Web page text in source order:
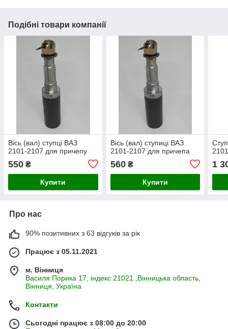
Подібні товари компанії
Вісь (вал) ступці ВАЗ
2101-2107 для причепу
550 ₴
Купити
Вісь (вал) ступиці ВАЗ
2101-2107 для причепа
560₴
Купити
1
Про нас
90% позитивних з 63 відгуків за рік
Працює з 05.11.2021
м. Вінниця
Василя Порика 17, індекс 21021 ,Вінницька область,
Вінниця, Україна
Контакти
Сьогодні працює з 08:00 до 20:00